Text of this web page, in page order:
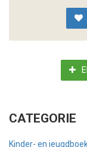
CATEGORIE
Kinder- en